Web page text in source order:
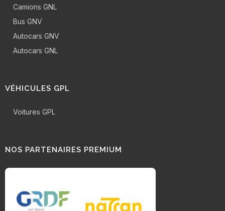
Camions GNL
Bus GNV
Autocars GNV
Autocars GNL
VÉHICULES GPL
Voitures GPL
NOS PARTENAIRES PREMIUM